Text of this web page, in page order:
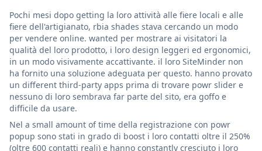
Pochi mesi dopo getting la loro attività alle fiere locali e alle
fiere dell'artigianato, rbia shades stava cercando un modo
per vendere online. wanted per mostrare ai visitatori la
qualità del loro prodotto, i loro design leggeri ed ergonomici,
in un modo visivamente accattivante. il loro SiteMinder non
ha fornito una soluzione adeguata per questo. hanno provato
un different third-party apps prima di trovare powr slider e
nessuno di loro sembrava far parte del sito, era goffo e
difficile da usare.
Nel a small amount of time della registrazione con powr
popup sono stati in grado di boost i loro contatti oltre il 250%
(oltre 600 contatti reali) e hanno constantly cresciuto i loro